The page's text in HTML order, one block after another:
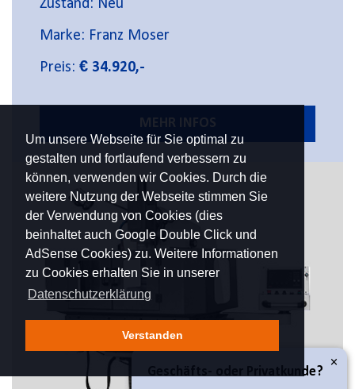
Um unsere Webseite für Sie optimal zu
gestalten und fortlaufend verbessern zu
können, verwenden wir Cookies. Durch die
weitere Nutzung der Webseite stimmen Sie
der Verwendung von Cookies (dies
beinhaltet auch Google Double Click und
AdSense Cookies) zu. Weitere Informationen
zu Cookies erhalten Sie in unserer
Datenschutzerklärung
Verstanden
Zustand: Neu
Marke: Franz Moser
Preis: € 34.920,-
MEHR INFOS
×
Geschäfts- oder Privatkunde?